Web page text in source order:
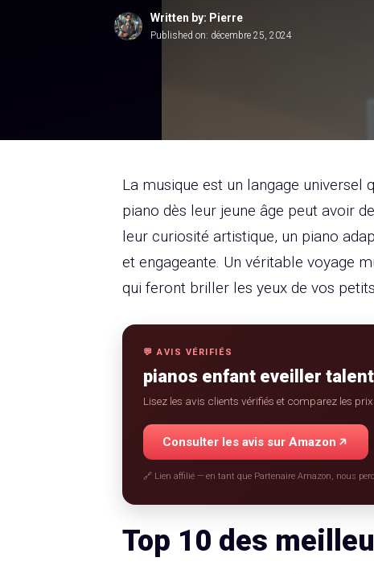
Written by: Pierre
Published on: décembre 25, 2024
La musique est un langage
piano dès leur jeune âge peut avoir
leur curiosité artistique, un piano
et engageante. Un véritable voyage
qui feront briller les yeux de vos
💬 AVIS VÉRIFIÉS
pianos enfant eveiller
Lisez les avis clients vérifiés et comparez les
Consulter les avis sur Amazon
🔗 Lien affilié — en tant que Partenaire Amazon, nous
Top 10 des